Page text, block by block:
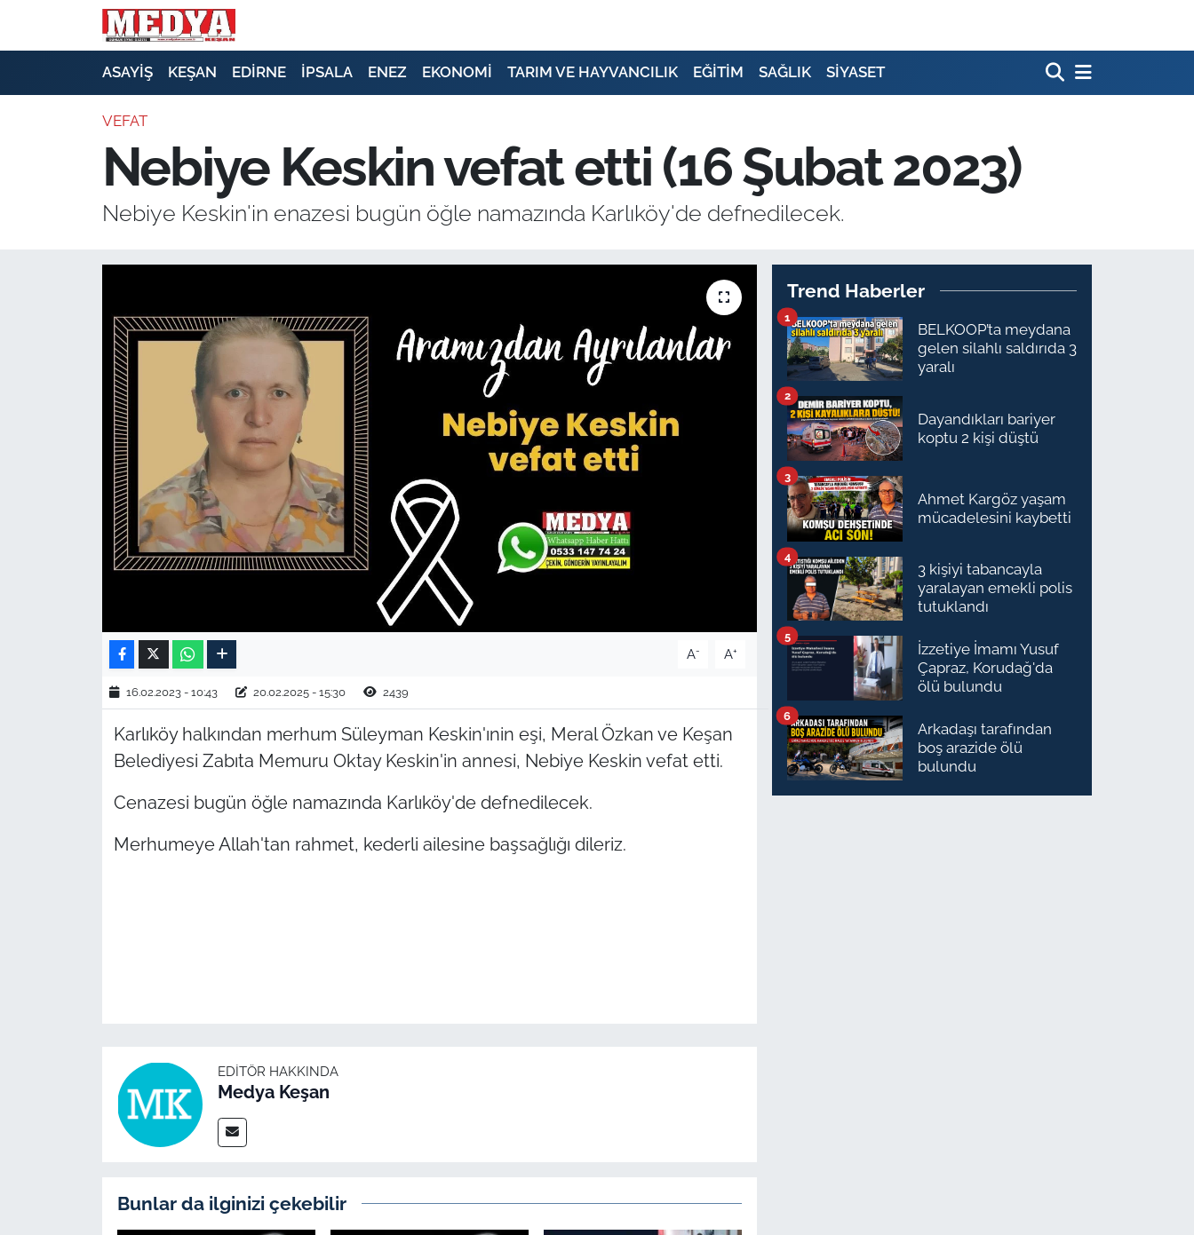
ASAYİŞ KEŞAN EDİRNE İPSALA ENEZ EKONOMİ TARIM VE HAYVANCILIK EĞİTİM SAĞLIK SİYASET
VEFAT
Nebiye Keskin vefat etti (16 Şubat 2023)
Nebiye Keskin'in enazesi bugün öğle namazında Karlıköy'de defnedilecek.
A- A+
16.02.2023 - 10:43 20.02.2025 - 15:30 2439
Karlıköy halkından merhum Süleyman Keskin'ınin eşi, Meral Özkan ve Keşan
Belediyesi Zabıta Memuru Oktay Keskin'in annesi, Nebiye Keskin vefat etti.
Cenazesi bugün öğle namazında Karlıköy'de defnedilecek.
Merhumeye Allah'tan rahmet, kederli ailesine başsağlığı dileriz.
EDITÖR HAKKINDA
Medya Keşan
Bunlar da ilginizi çekebilir
Trend Haberler
BELKOOP’ta meydana
gelen silahlı saldırıda 3
yaralı
1
Dayandıkları bariyer
koptu 2 kişi düştü
2
Ahmet Kargöz yaşam
mücadelesini kaybetti
3
3 kişiyi tabancayla
yaralayan emekli polis
tutuklandı
4
İzzetiye İmamı Yusuf
Çapraz, Korudağ'da
ölü bulundu
5
Arkadaşı tarafından
boş arazide ölü
bulundu
6
E-GAZETE
SİYASET
TARIM VE HAYVANCILIK
KÜLTÜR SANAT
RESMİ İLAN
TEKİRDAĞ
ÇANAKKALE
TÜRKİYE
Dış Haberler
İş Dünyası